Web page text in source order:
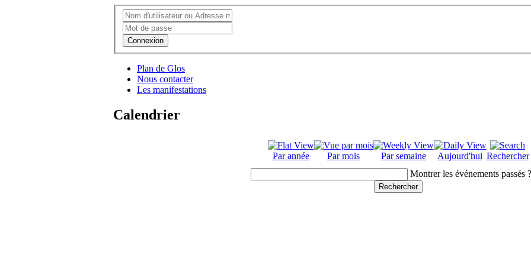
Connexion
Plan de Glos
Nous contacter
Les manifestations
Calendrier
Par année Par mois Par semaine Aujourd'hui Rechercher
Montrer les événements passés ?